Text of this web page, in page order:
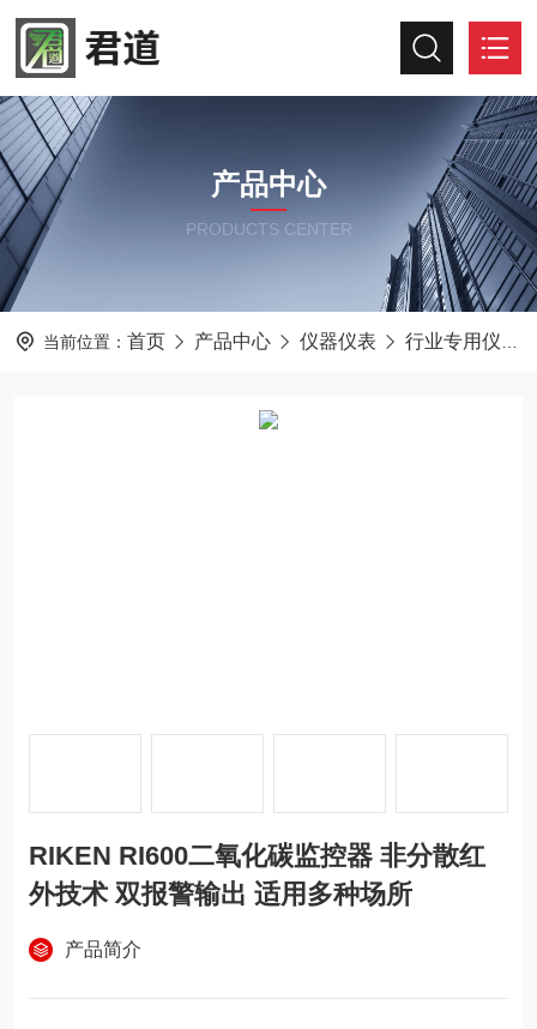
产品中心
PRODUCTS CENTER
当前位置： 首页 产品中心 仪器仪表 行业专用仪器仪表
RIKEN RI600二氧化碳监控器 非分散红
外技术 双报警输出 适用多种场所
产品简介